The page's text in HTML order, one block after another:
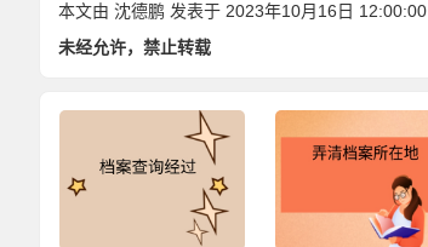
本文由 沈德鹏 发表于 2023年10月16日 12:00:00
未经允许，禁止转载